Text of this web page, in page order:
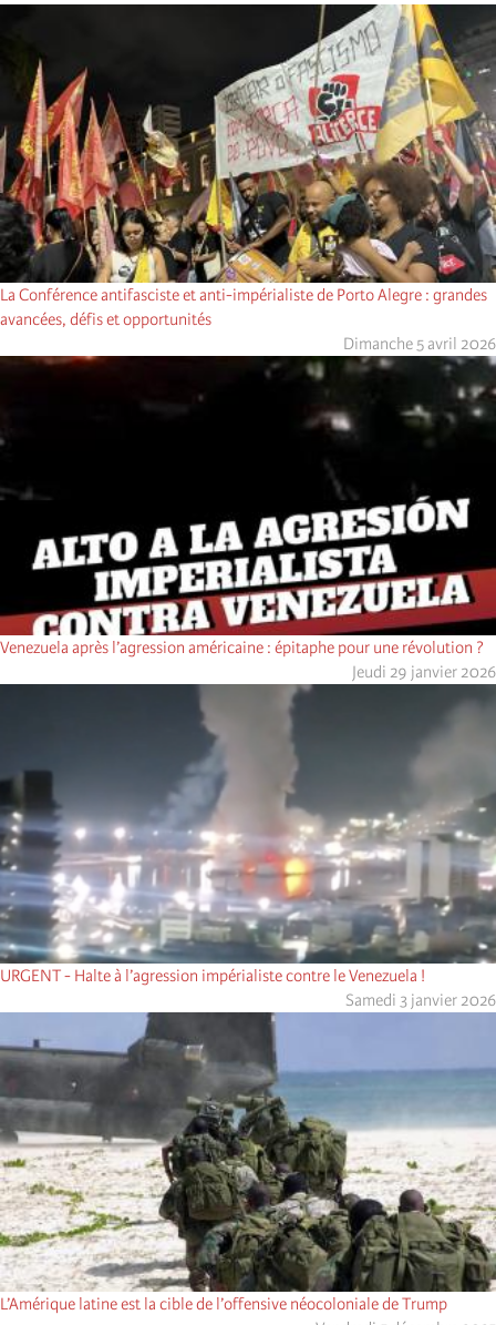
La Conférence antifasciste et anti-impérialiste de Porto Alegre : grandes
avancées, défis et opportunités
Dimanche 5 avril 2026
Venezuela après l’agression américaine : épitaphe pour une révolution ?
Jeudi 29 janvier 2026
URGENT - Halte à l’agression impérialiste contre le Venezuela !
Samedi 3 janvier 2026
L’Amérique latine est la cible de l’offensive néocoloniale de Trump